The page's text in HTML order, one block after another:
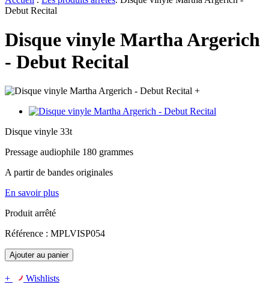
Debut Recital
Disque vinyle Martha Argerich
- Debut Recital
+
Disque vinyle 33t
Pressage audiophile 180 grammes
A partir de bandes originales
En savoir plus
Produit arrêté
Référence : MPLVISP054
Ajouter au panier
+
Wishlists